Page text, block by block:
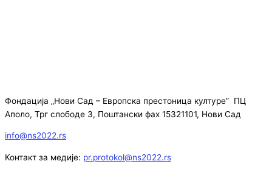
Фондација „Нови Сад – Европска престоница културе” ПЦ
Аполо, Трг слободе 3, Поштански фах 15321101, Нови Сад
info@ns2022.rs
Контакт за медије: pr.protokol@ns2022.rs